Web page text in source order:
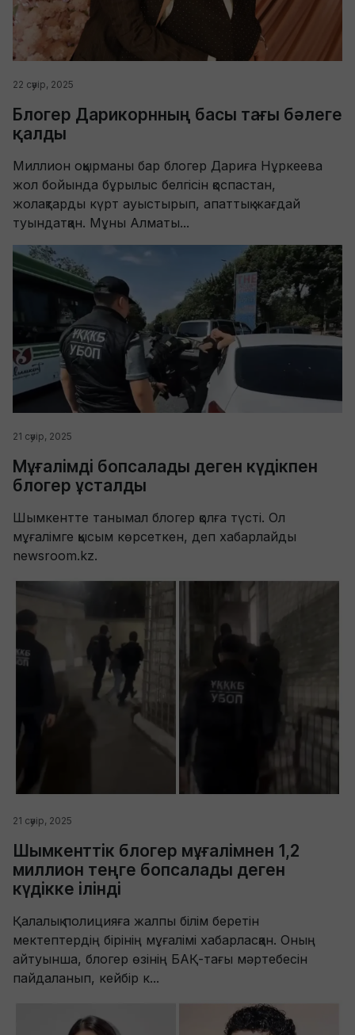
22 сәуір, 2025
Блогер Дарикорнның басы тағы бәлеге
қалды
Миллион оқырманы бар блогер Дариға Нұркеева
жол бойында бұрылыс белгісін қоспастан,
жолақтарды күрт ауыстырып, апаттық жағдай
туындатқан. Мұны Алматы...
21 сәуір, 2025
Мұғалімді бопсалады деген күдікпен
блогер ұсталды
Шымкентте танымал блогер қолға түсті. Ол
мұғалімге қысым көрсеткен, деп хабарлайды
newsroom.kz.
21 сәуір, 2025
Шымкенттік блогер мұғалімнен 1,2
миллион теңге бопсалады деген
күдікке ілінді
Қалалық полицияға жалпы білім беретін
мектептердің бірінің мұғалімі хабарласқан. Оның
айтуынша, блогер өзінің БАҚ-тағы мәртебесін
пайдаланып, кейбір к...